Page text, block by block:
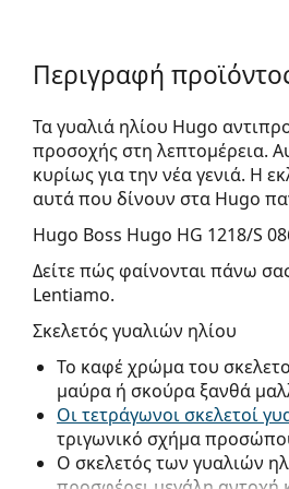
Περιγραφή
Τα γυαλιά ηλίου Hugo
προσοχής στη λεπτομέρεια.
κυρίως για την νέα γενιά. Η
αυτά που δίνουν στα Hugo
Hugo Boss Hugo HG 1218/S
Δείτε πώς φαίνονται πάνω
Lentiamo.
Σκελετός γυαλιών ηλίου
Το καφέ χρώμα του
μαύρα ή σκούρα ξανθά
Οι τετράγωνοι σκελετοί
τριγωνικό σχήμα
Ο σκελετός των γυαλιών